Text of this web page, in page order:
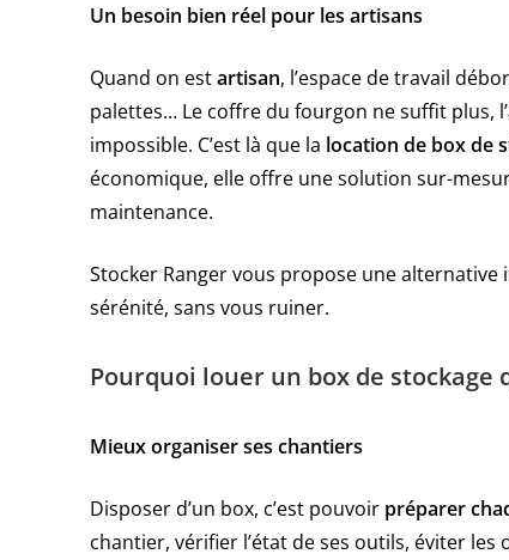
Un besoin bien réel pour les artisans
Quand on estartisan, l’espace de travail
palettes… Le coffre du fourgon ne suffit plus,
impossible. C’est là que la location de box de
économique, elle offre une solution sur-
maintenance.
Stocker Ranger vous propose une
sérénité, sans vous ruiner.
Pourquoi louer un box de stockage
Mieux organiser ses chantiers
Disposer d’un box, c’est pouvoir préparer
chantier, vérifier l’état de ses outils, éviter